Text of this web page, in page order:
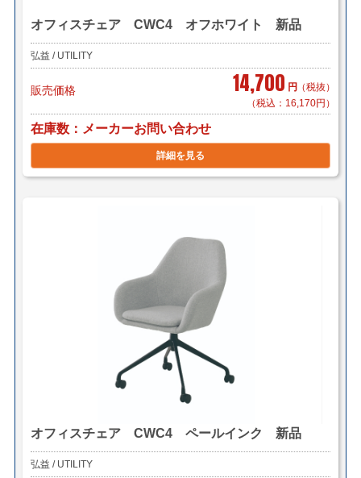
オフィスチェア CWC4 オフホワイト 新品
弘益 / UTILITY
販売価格 14,700 円 （税抜）
（税込：16,170円）
在庫数 メーカーお問い合わせ
詳細を見る
オフィスチェア CWC4 ペールインク 新品
弘益 / UTILITY